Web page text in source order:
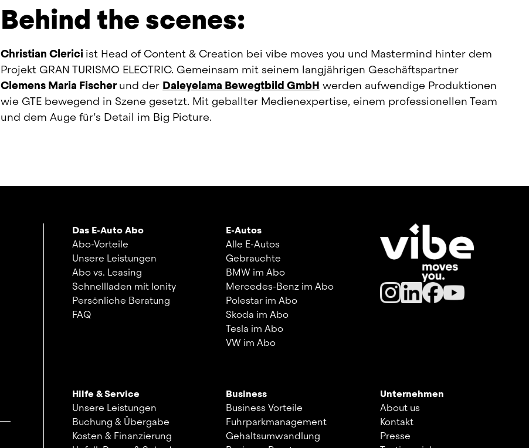
Behind the scenes:
Christian Clerici ist Head of Content & Creation bei vibe moves you und Mastermind hinter dem
Clemens Maria Fischer und der Daleyelama Bewegtbild GmbH werden aufwendige Produktionen
wie GTE bewegend in Szene gesetzt. Mit geballter Medienexpertise, einem professionellen Team
und dem Auge für’s Detail im Big Picture.
Das E-Auto Abo
Abo-Vorteile
Unsere Leistungen
Abo vs. Leasing
Schnellladen mit Ionity
Persönliche Beratung
FAQ
E-Autos
Alle E-Autos
Gebrauchte
BMW im Abo
Mercedes-Benz im Abo
Polestar im Abo
Skoda im Abo
Tesla im Abo
VW im Abo
Hilfe & Service
Unsere Leistungen
Buchung & Übergabe
Kosten & Finanzierung
Business
Business Vorteile
Fuhrparkmanagement
Gehaltsumwandlung
Unternehmen
About us
Kontakt
Presse